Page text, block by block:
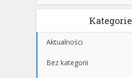
Kategorie
Aktualności
Bez kategorii